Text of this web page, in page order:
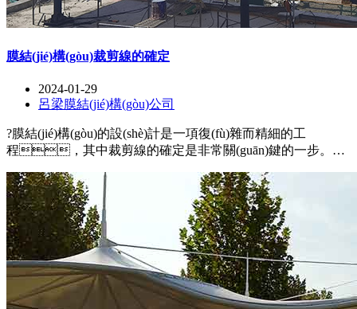
膜結(jié)構(gòu)裁剪線的確定
2024-01-29
呂梁膜結(jié)構(gòu)公司
?膜結(jié)構(gòu)的設(shè)計是一項復(fù)雜而精細的工
程，其中裁剪線的確定是非常關(guān)鍵的一步。裁
時確保結(jié)構(gòu)的穩(wěn)定性和美觀性。